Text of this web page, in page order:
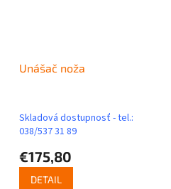
Unášač noža
Skladová dostupnosť - tel.:
038/537 31 89
€175,80
DETAIL